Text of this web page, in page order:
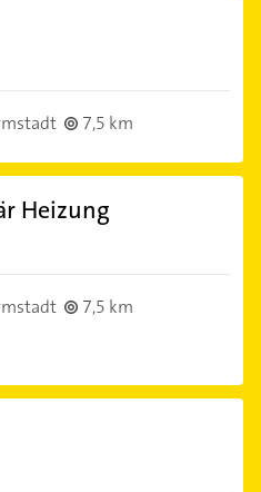
7,5 km
Heizung
7,5 km